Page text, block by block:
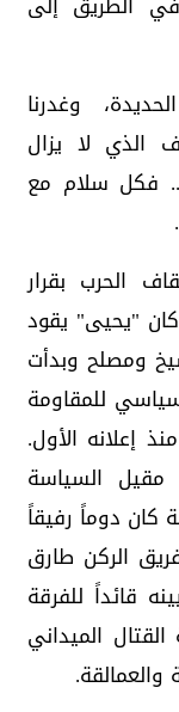
وغدرنا
الذي لا يزال
فكل سلام مع
الحرب بقرار
"يحيى" يقود
ومصلح وبدأت
للمقاومة
إعلانه الأول.
السياسة
دوماً رفيقاً
الركن طارق
قائداً للفرقة
الميداني